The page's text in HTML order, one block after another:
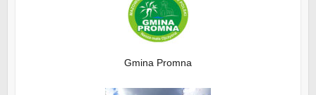
Gmina Promna